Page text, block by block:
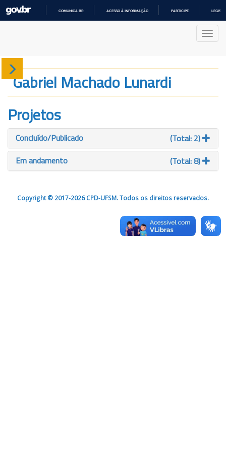
COMUNICA BR ACESSO À INFORMAÇÃO PARTICIPE
Sobre
Produção
Projetos
Gráficos
Gabriel Machado Lunardi
Projetos
Concluído/Publicado
(Total: 2)
Em andamento
(Total: 8)
Copyright © 2017-2026 CPD-UFSM. Todos os direitos reservados.